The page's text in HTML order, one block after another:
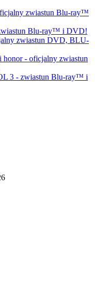
zwiastun Blu-ray™
Blu-ray™ i DVD!
zwiastun DVD, BLU-
honor - oficjalny zwiastun
3 - zwiastun Blu-ray™ i